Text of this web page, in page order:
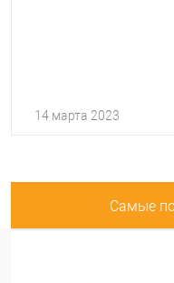
14 марта 2023
Самые